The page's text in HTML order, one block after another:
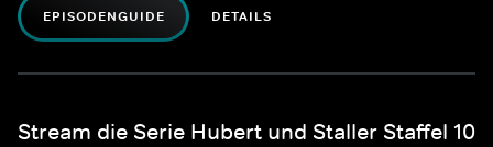
EPISODENGUIDE DETAILS
Stream die Serie Hubert und Staller Staffel 10